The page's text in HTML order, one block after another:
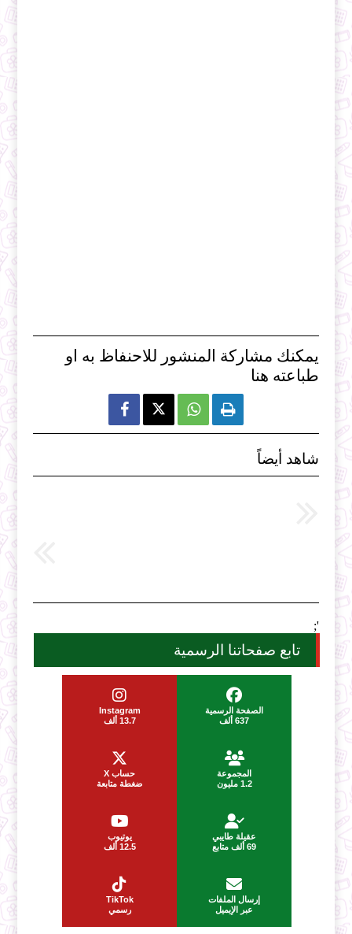
يمكنك مشاركة المنشور للاحنفاظ به او
طباعته هنا
  
شاهد أيضاً
';
تابع صفحاتنا الرسمية
الصفحة الرسمية
637 ألف
Instagram
13.7 ألف
المجموعة
1.2 مليون
حساب X
ضغطة متابعة
عقيلة طايبي
69 ألف متابع
يوتيوب
12.5 ألف
إرسال الملفات
عبر الإيميل
TikTok
رسمي